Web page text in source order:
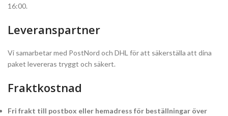
16:00.
Leveranspartner
Vi samarbetar med PostNord och DHL för att säkerställa att dina
paket levereras tryggt och säkert.
Fraktkostnad
Fri frakt till postbox eller hemadress för beställningar över